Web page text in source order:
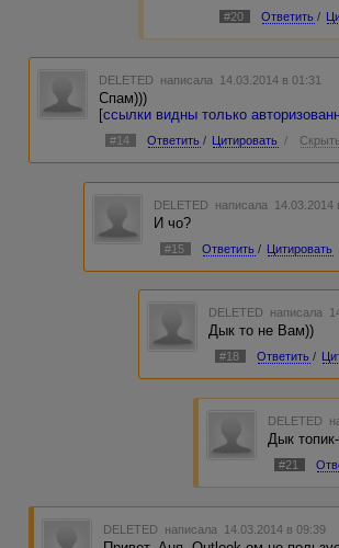
#20 Ответить /
DELETED написала 14.03.2014 в 01:31
Спам)))
[ссылки видны только
#14 Ответить / Цитировать /
DELETED написала 14.03.2014
И чо?
#15 Ответить / Цитировать
DELETED написала
Дык то не Вам))
#18 Ответить /
DELETED
Дык
#21
DELETED написала 14.03.2014 в 09:39